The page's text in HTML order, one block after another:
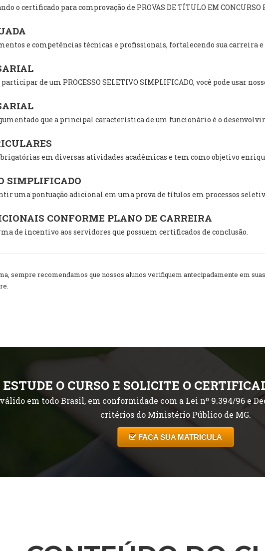
o certificado para comprovação de PROVAS DE TÍTULO EM CONCURSO
e competências técnicas e profissionais, fortalecendo sua carreira
de um PROCESSO SELETIVO SIMPLIFICADO, você pode usar
que a principal característica de um funcionário é o
em diversas atividades acadêmicas e tem como objetivo
SIMPLIFICADO
uma pontuação adicional em uma prova de títulos em processos
CONFORME PLANO DE CARREIRA
de incentivo aos servidores que possuem certificados de conclusão.
sempre recomendamos que nossos alunos verifiquem antecipadamente em
ESTUDE O CURSO E SOLICITE O
em todo Brasil, em conformidade com a Lei nº 9.394/96 e
critérios do Ministério Público de MG.
FAÇA SUA MATRICULA